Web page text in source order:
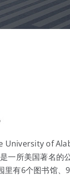
University of
一所美国著名
里有6个图书馆、